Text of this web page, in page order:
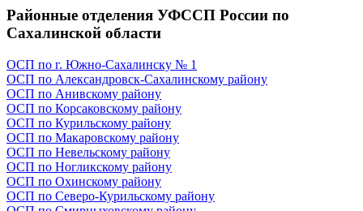
Районные отделения УФССП России по
Сахалинской области
ОСП по г. Южно-Сахалинску № 1
ОСП по Александровск-Сахалинскому району
ОСП по Анивскому району
ОСП по Корсаковскому району
ОСП по Курильскому району
ОСП по Макаровскому району
ОСП по Невельскому району
ОСП по Ногликскому району
ОСП по Охинскому району
ОСП по Северо-Курильскому району